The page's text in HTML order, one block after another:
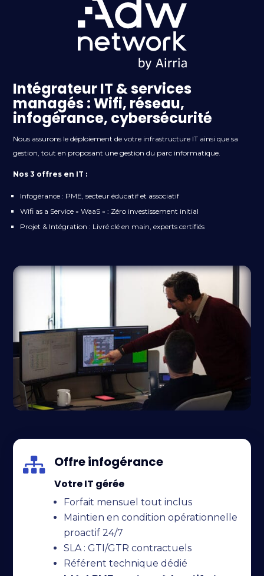
Intégrateur IT & services
managés : Wifi, réseau,
infogérance, cybersécurité
Nous assurons ledéploiement de votre infrastructure IT ainsi que sa
gestion, touten proposant une gestion du parc informatique
Nos 3 offres en IT :
Infogérance : PME, secteur éducatif et associatif
Wifi as a Service « WaaS » : Zéro investissement initial
Projet & Intégration : Livré clé en main, experts certifiés
 Offre infogérance
Votre IT gérée
Forfait mensuel tout inclus
Maintien en condition opérationnelle
proactif 24/7
SLA : GTI/GTR contractuels
Référent technique dédié